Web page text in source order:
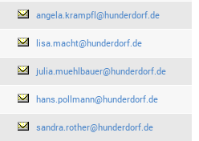
angela.krampfl@hunderdorf.de
lisa.macht@hunderdorf.de
julia.muehlbauer@hunderdorf.de
hans.pollmann@hunderdorf.de
sandra.rother@hunderdorf.de